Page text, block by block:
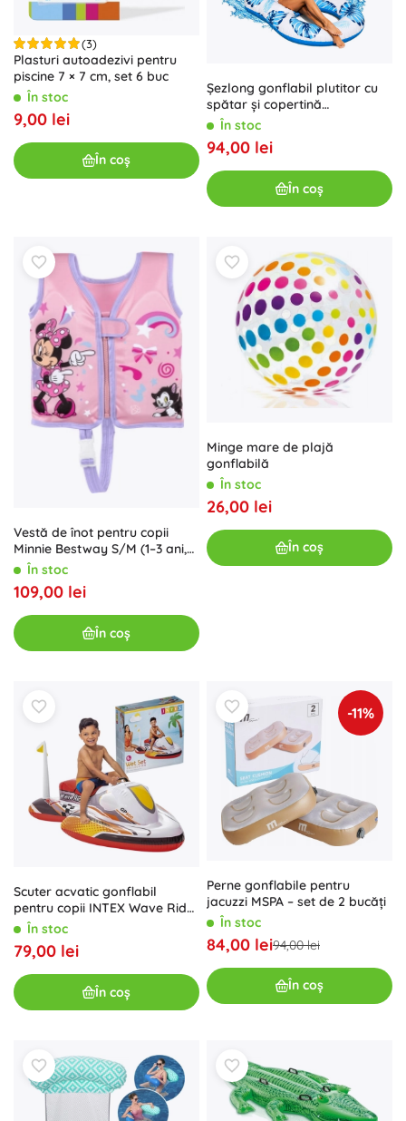
(3)
Plasturi autoadezivi pentru
piscine 7 × 7 cm, set 6 buc
În stoc
9,00 lei
În coș
Șezlong gonflabil plutitor cu
spătar și copertină
detașabilă, albastru-alb
În stoc
94,00 lei
În coș
Vestă de înot pentru copii
Minnie Bestway S/M (1–3 ani,
11–19 kg)
În stoc
109,00 lei
În coș
Minge mare de plajă
gonflabilă
În stoc
26,00 lei
În coș
Scuter acvatic gonflabil
pentru copii INTEX Wave Rider
GP500
În stoc
79,00 lei
În coș
-11%
Perne gonflabile pentru
jacuzzi MSPA – set de 2 bucăți
În stoc
84,00 lei94,00 lei
În coș